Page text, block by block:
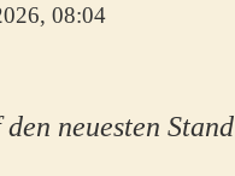
08:04
neuesten